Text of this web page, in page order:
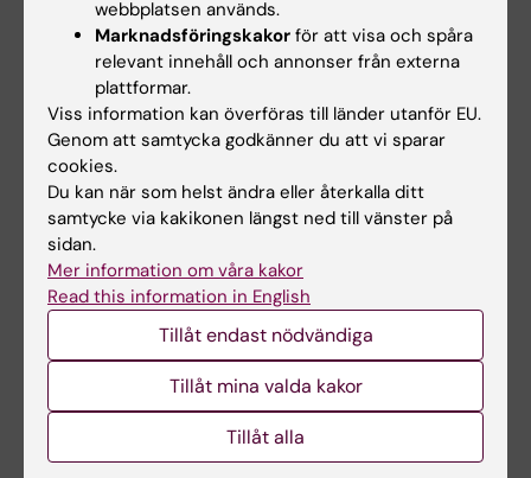
21 jul 2026
Sociala medier i
tonåren ökade inte
risken för psykisk
ohälsa
Tiden som tonåringar
spenderar på sociala medier
kunde inte kopplas till…
18 jun 2026
Längre pappaledighet
för depression
månaders föräldraledighet
löper lägre risk att…
webbplatsen används.
Marknadsföringskakor för att visa och spåra
relevant innehåll och annonser från externa
plattformar.
Viss information kan överföras till länder utanför EU.
Genom att samtycka godkänner du att vi sparar
cookies.
Du kan när som helst ändra eller återkalla ditt
samtycke via kakikonen längst ned till vänster på
sidan.
Mer information om våra kakor
Read this information in English
Tillåt endast nödvändiga
Tillåt mina valda kakor
Tillåt alla